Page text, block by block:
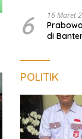
6 16 Maret
di
POLITIK